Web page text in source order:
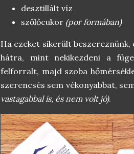
desztillált víz
szőlőcukor (por formában)
Ha ezeket sikerült
hátra, mint nekikezdeni a
felforralt, majd szoba
szerencsés sem vékonyabbat,
vastagabbal is, és nem volt jó).